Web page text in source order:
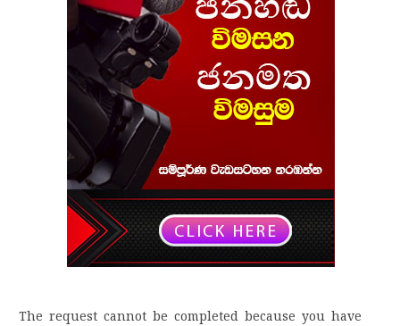
The request cannot be completed because you have